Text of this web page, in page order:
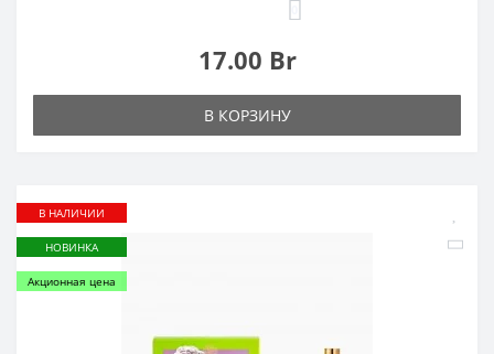
17.00 Br
В КОРЗИНУ
В НАЛИЧИИ
НОВИНКА
Акционная цена